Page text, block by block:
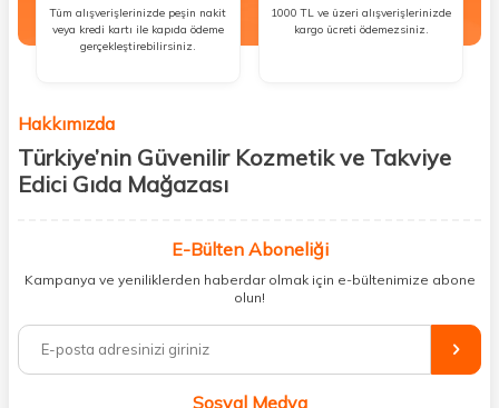
Tüm alışverişlerinizde peşin nakit
veya kredi kartı ile kapıda ödeme
gerçekleştirebilirsiniz.
1000 TL ve üzeri alışverişlerinizde
kargo ücreti ödemezsiniz.
Hakkımızda
Türkiye’nin Güvenilir Kozmetik ve Takviye
Edici Gıda Mağazası
kişisel bakım hem de takviye edici gıda ürünlerini sizlerle
buluşturuyoruz. Artık mağaza mağaza dolaşmanıza gerek yok;
ihtiyacınız olan her şeyi tek bir çatı altında topluyor ve kapınıza kadar
%100 orijinal kozmetik ve sağlık ürünleriyle güzelliğinizi tamamlayabilir,
vücudunuzu desteklemek için güvenilir takviye edici gıdalara
E-Bülten Aboneliği
Kampanya ve yeniliklerden haberdar olmak için e-bültenimize abone
olun!
Sosyal Medya